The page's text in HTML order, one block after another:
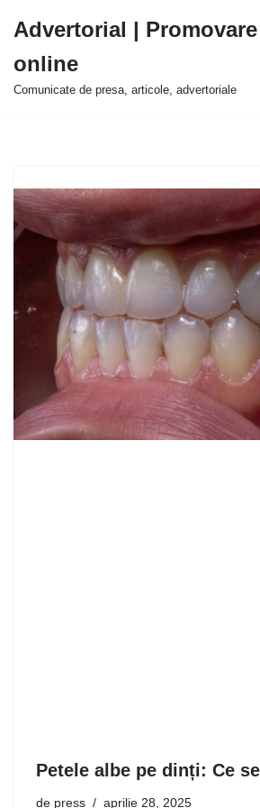
la
conținut
Advertorial | Promovare
online
Comunicate de presa, articole, advertoriale
Petele albe pe dinți: Ce
de press aprilie 28, 2025